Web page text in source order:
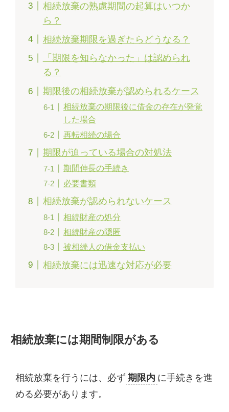
相続放棄の熟慮期間の起算はいつか
ら？
相続放棄期限を過ぎたらどうなる？
「期限を知らなかった」は認められ
る？
期限後の相続放棄が認められるケース
相続放棄の期限後に借金の存在が発覚
した場合
再転相続の場合
期限が迫っている場合の対処法
期間伸長の手続き
必要書類
相続放棄が認められないケース
相続財産の処分
相続財産の隠匿
被相続人の借金支払い
相続放棄には迅速な対応が必要
相続放棄には期間制限がある
相続放棄を行うには、必ず 期限内 に手続きを進
める必要があります。